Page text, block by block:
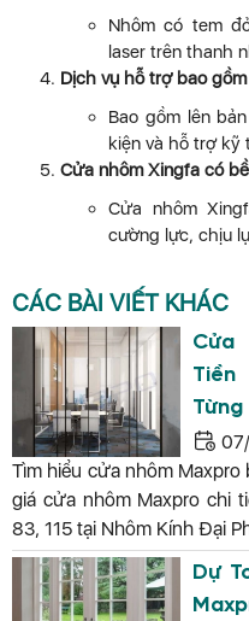
Nhôm có tem
laser trên thanh
Dịch vụ hỗ trợ bao
Bao gồm lên
kiện và hỗ trợ kỹ
Cửa nhôm Xingfa có
Cửa nhôm
cường lực, chịu
CÁC BÀI VIẾT KHÁC
Cửa
Tiền
Từng
Tìm hiểu cửa nhôm Maxpro
giá cửa nhôm Maxpro chi
83, 115 tại Nhôm Kính Đại
Dự